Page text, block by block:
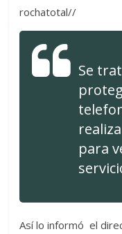
rochatotal//
Se
para
Así lo informó el